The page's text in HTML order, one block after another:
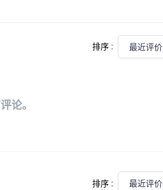
排序 : 最近评价
论。
排序 : 最近评价